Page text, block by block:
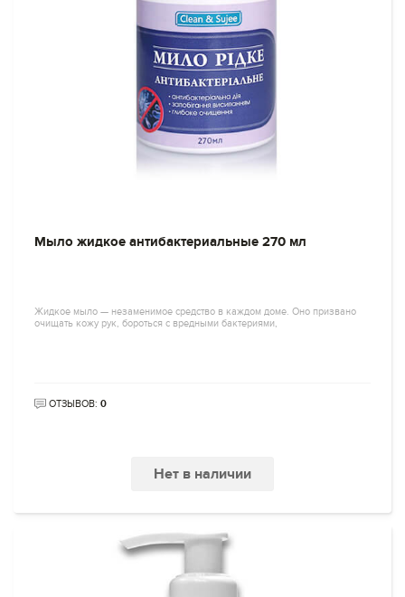
Мыло жидкое антибактериальные 270 мл
Жидкое мыло — незаменимое средство в каждом доме. Оно призвано
очищать кожу рук, бороться с вредными бактериями,
ОТЗЫВОВ: 0
Нет в наличии